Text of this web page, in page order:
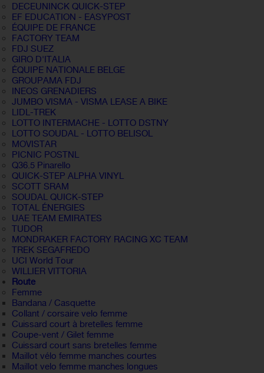
DECEUNINCK QUICK-STEP
EF EDUCATION - EASYPOST
ÉQUIPE DE FRANCE
FACTORY TEAM
FDJ SUEZ
GIRO D'ITALIA
ÉQUIPE NATIONALE BELGE
GROUPAMA FDJ
INEOS GRENADIERS
JUMBO VISMA - VISMA LEASE A BIKE
LIDL-TREK
LOTTO INTERMACHE - LOTTO DSTNY
LOTTO SOUDAL - LOTTO BELISOL
MOVISTAR
PICNIC POSTNL
Q36.5 Pinarello
QUICK-STEP ALPHA VINYL
SCOTT SRAM
SOUDAL QUICK-STEP
TOTAL ÉNERGIES
UAE TEAM EMIRATES
TUDOR
MONDRAKER FACTORY RACING XC TEAM
TREK SEGAFREDO
UCI World Tour
WILLIER VITTORIA
Route
Femme
Bandana / Casquette
Collant / corsaire velo femme
Cuissard court à bretelles femme
Coupe-vent / Gilet femme
Cuissard court sans bretelles femme
Maillot vélo femme manches courtes
Maillot velo femme manches longues